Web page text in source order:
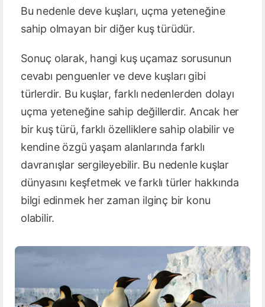
Bu nedenle deve kuşları, uçma yeteneğine
sahip olmayan bir diğer kuş türüdür.
Sonuç olarak, hangi kuş uçamaz sorusunun
cevabı penguenler ve deve kuşları gibi
türlerdir. Bu kuşlar, farklı nedenlerden dolayı
uçma yeteneğine sahip değillerdir. Ancak her
bir kuş türü, farklı özelliklere sahip olabilir ve
kendine özgü yaşam alanlarında farklı
davranışlar sergileyebilir. Bu nedenle kuşlar
dünyasını keşfetmek ve farklı türler hakkında
bilgi edinmek her zaman ilginç bir konu
olabilir.